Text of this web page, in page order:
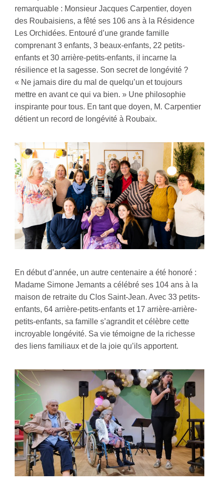
remarquable : Monsieur Jacques Carpentier, doyen
des Roubaisiens, a fêté ses 106 ans à la Résidence
Les Orchidées. Entouré d’une grande famille
comprenant 3 enfants, 3 beaux-enfants, 22 petits-
enfants et 30 arrière-petits-enfants, il incarne la
résilience et la sagesse. Son secret de longévité ?
« Ne jamais dire du mal de quelqu’un et toujours
mettre en avant ce qui va bien. » Une philosophie
inspirante pour tous. En tant que doyen, M. Carpentier
détient un record de longévité à Roubaix.
En début d’année, un autre centenaire a été honoré :
Madame Simone Jemants a célébré ses 104 ans à la
maison de retraite du Clos Saint-Jean. Avec 33 petits-
enfants, 64 arrière-petits-enfants et 17 arrière-arrière-
petits-enfants, sa famille s’agrandit et célèbre cette
incroyable longévité. Sa vie témoigne de la richesse
des liens familiaux et de la joie qu’ils apportent.